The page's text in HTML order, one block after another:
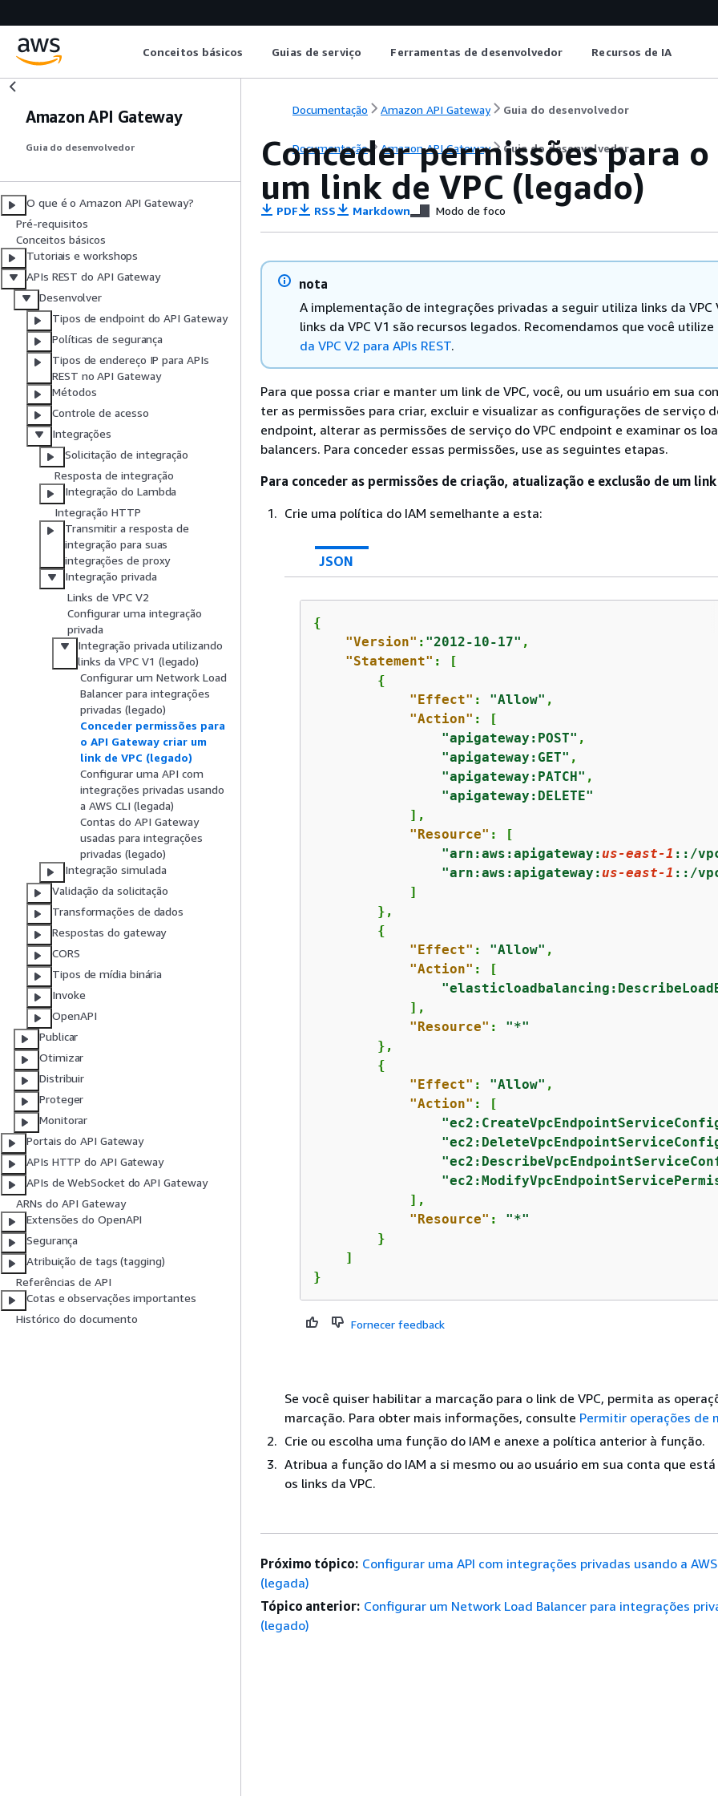
Conceitos básicos Guias de serviço Ferramentas de desenvolvedor Recursos de IA
Amazon API Gateway
Guia do desenvolvedor
O que é o Amazon API Gateway?
Pré-requisitos
Conceitos básicos
Tutoriais e workshops
APIs REST do API Gateway
Desenvolver
Tipos de endpoint do API Gateway
Políticas de segurança
Tipos de endereço IP para APIs
REST no API Gateway
Métodos
Controle de acesso
Integrações
Solicitação de integração
Resposta de integração
Integração do Lambda
Integração HTTP
Transmitir a resposta de
integração para suas
integrações de proxy
Integração privada
Links de VPC V2
Configurar uma integração
privada
Integração privada utilizando
links da VPC V1 (legado)
Configurar um Network Load
Balancer para integrações
privadas (legado)
Conceder permissões para
o API Gateway criar um
link de VPC (legado)
Configurar uma API com
integrações privadas usando
a AWS CLI (legada)
Contas do API Gateway
usadas para integrações
privadas (legado)
Integração simulada
Validação da solicitação
Transformações de dados
Respostas do gateway
CORS
Tipos de mídia binária
Invoke
OpenAPI
Publicar
Otimizar
Distribuir
Proteger
Monitorar
Portais do API Gateway
APIs HTTP do API Gateway
APIs de WebSocket do API Gateway
ARNs do API Gateway
Extensões do OpenAPI
Segurança
Atribuição de tags (tagging)
Referências de API
Cotas e observações importantes
Histórico do documento
Documentação Amazon API Gateway Guia do desenvolvedor
Documentação Amazon API Gateway Guia do desenvolvedor
Conceder permissões para
um link de VPC (legado)
PDF RSS Markdown Modo de foco
nota
A implementação de integrações privadas a seguir utiliza links da VPC
links da VPC V1 são recursos legados. Recomendamos que você utilize
da VPC V2 para APIs REST.
Para que possa criar e manter um link de VPC, você, ou um usuário em sua
ter as permissões para criar, excluir e visualizar as configurações de serviço
endpoint, alterar as permissões de serviço do VPC endpoint e examinar os
balancers. Para conceder essas permissões, use as seguintes etapas.
Para conceder as permissões de criação, atualização e exclusão de um link
Crie uma política do IAM semelhante a esta:
JSON
{
"Version" : "2012-10-17" ,
"Statement" : [
{
"Effect" : "Allow" ,
"Action" : [
"apigateway:POST" ,
"apigateway:GET" ,
"apigateway:PATCH" ,
"apigateway:DELETE"
            ],
"Resource" : [
"arn:aws:apigateway:us-east-1 ::/
"arn:aws:apigateway:us-east-1 ::/
            ]
        },
{
"Effect" : "Allow" ,
"Action" : [
            ],
"Resource" : "*"
        },
{
"Effect" : "Allow" ,
"Action" : [
            ],
"Resource" : "*"
        }
    ]
}
Fornecer feedback
Se você quiser habilitar a marcação para o link de VPC, permita as
marcação. Para obter mais informações, consulte Permitir operações de
Crie ou escolha uma função do IAM e anexe a política anterior à função.
Atribua a função do IAM a si mesmo ou ao usuário em sua conta que
os links da VPC.
Próximo tópico: Configurar uma API com integrações privadas usando a AWS
(legada)
Tópico anterior: Configurar um Network Load Balancer para integrações
(legado)